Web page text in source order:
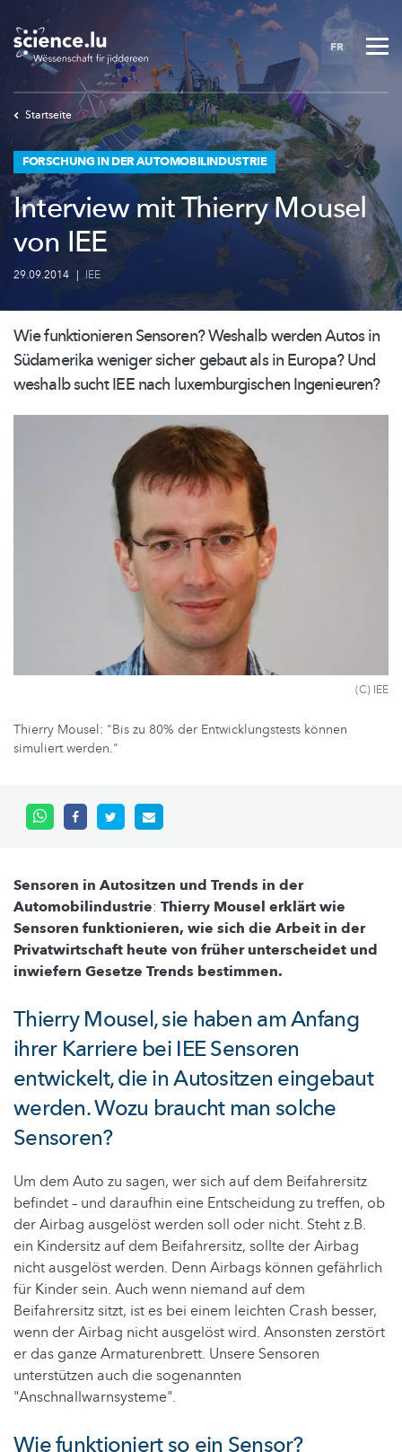
to
main
content
FR
Startseite
FORSCHUNG IN DER AUTOMOBILINDUSTRIE
Interview mit Thierry Mousel
von IEE
29.09.2014 | IEE
Wie funktionieren Sensoren? Weshalb werden Autos in
Südamerika weniger sicher gebaut als in Europa? Und
weshalb sucht IEE nach luxemburgischenIngenieuren?
(C) IEE
Thierry Mousel: "Bis zu 80% der Entwicklungstests können
simuliert werden."
Sensoren in Autositzen und Trends in der
Automobilindustrie: Thierry Mousel erklärt wie
Sensoren funktionieren, wie sich die Arbeit in der
Privatwirtschaft heute von früher unterscheidet und
inwiefern Gesetze Trends bestimmen.
Thierry Mousel, sie haben am Anfang
ihrer Karriere bei IEE Sensoren
entwickelt, die in Autositzen eingebaut
werden. Wozu braucht man solche
Sensoren?
Um dem Auto zu sagen, wer sich auf dem Beifahrersitz
befindet – und daraufhin eine Entscheidung zu treffen, ob
der Airbag ausgelöst werden soll oder nicht. Steht z.B.
ein Kindersitz auf dem Beifahrersitz, sollte der Airbag
nicht ausgelöst werden. Denn Airbags können gefährlich
für Kinder sein. Auch wenn niemand auf dem
Beifahrersitz sitzt, ist es bei einem leichten Crash besser,
wenn der Airbag nicht ausgelöst wird. Ansonsten zerstört
er das ganze Armaturenbrett. Unsere Sensoren
unterstützen auch die sogenannten
"Anschnallwarnsysteme".
Wie funktioniert so ein Sensor?